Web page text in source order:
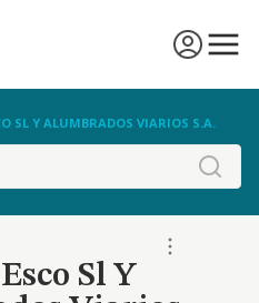
SL Y ALUMBRADOS VIARIOS S.A.
Sl Y